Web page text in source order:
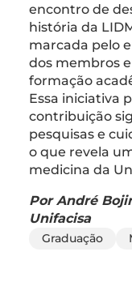
encontro de
história da
marcada pelo
dos membros
formação
Essa iniciativa
contribuição
pesquisas e
o que revela
medicina da
Por André
Unifacisa
Graduação